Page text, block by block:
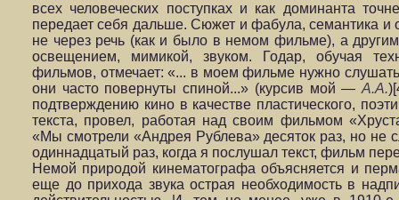
всех человеческих поступках и как доминанта
передает себя дальше. Сюжет и фабула, семантика и
не через речь (как и было в немом фильме), а
освещением, мимикой, звуком. Годар, обучая
фильмов, отмечает: «... в моем фильме нужно
они часто повернуты спиной...» (курсив мой — А.А.
подтверждению кино в качестве пластического,
текста, провел, работая над своим фильмом
«Мы смотрели «Андрея Рублева» десяток раз, но не
одиннадцатый раз, когда я послушал текст, фильм
Немой природой кинематографа объясняется и
еще до прихода звука острая необходимость в